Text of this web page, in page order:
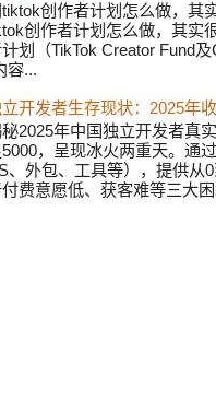
创作者计划怎么做，其
创作者计划怎么做，其实
划（TikTok Creator Fund
容...
开发者生存现状：2025年
2025年中国独立开发者真
5000，呈现冰火两重天。通
、外包、工具等），提供
费意愿低、获客难等三大